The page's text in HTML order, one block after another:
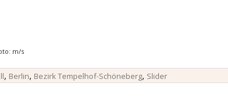
m/s
, Berlin, Bezirk Tempelhof-Schöneberg, Slider